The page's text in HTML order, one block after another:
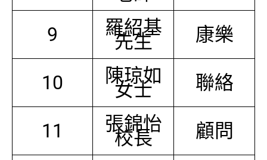
9 羅紹基
先生 康樂
10 陳琼如
女士 聯絡
11 張錦怡
校長 顧問